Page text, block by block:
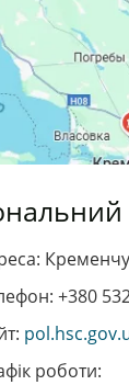
+380
роботи: